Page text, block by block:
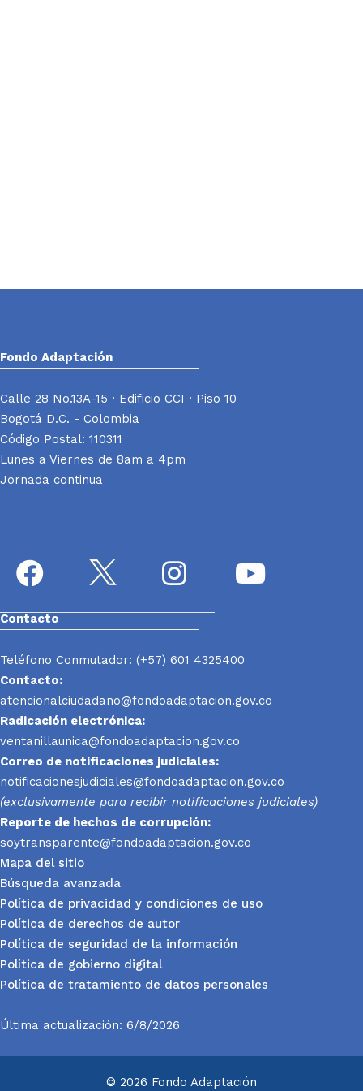
Fondo Adaptación
Calle 28 No.13A-15 · Edificio CCI · Piso 10
Bogotá D.C. - Colombia
Código Postal: 110311
Lunes a Viernes de 8am a 4pm
Jornada continua
Contacto
Teléfono Conmutador: (+57) 601 4325400
Contacto:
atencionalciudadano@fondoadaptacion.gov.co
Radicación electrónica:
ventanillaunica@fondoadaptacion.gov.co
Correo de notificaciones judiciales:
notificacionesjudiciales@fondoadaptacion.gov.co
(exclusivamente para recibir notificaciones judiciales)
Reporte de hechos de corrupción:
soytransparente@fondoadaptacion.gov.co
Mapa del sitio
Búsqueda avanzada
Política de privacidad y condiciones de uso
Política de derechos de autor
Política de seguridad de la información
Política de gobierno digital
Política de tratamiento de datos personales
Última actualización: 6/8/2026
© 2026 Fondo Adaptación